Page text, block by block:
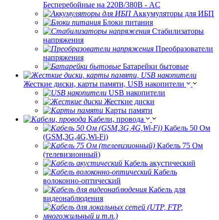
Бесперебойные на 220В/380В - AC
Аккумуляторы для ИБП
Блоки питания
Стабилизаторы
напряжения
Преобразователи
напряжения
Батарейки бытовые
Жесткие диски, карты памяти, USB накопители
USB накопители
Жесткие диски
Карты памяти
Кабели, провода
Кабель 50 Ом
(GSM,3G,4G,Wi-Fi)
Кабель 75 Ом
(телевизионный)
Кабель акустический
Кабель
волоконно-оптический
Кабель для
видеонаблюдения